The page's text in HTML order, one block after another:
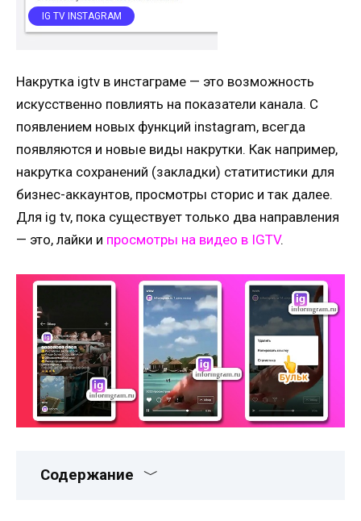
IG TV INSTAGRAM
Накрутка igtv в инстаграме — это возможность
искусственно повлиять на показатели канала. С
появлением новых функций instagram, всегда
появляются и новые виды накрутки. Как например,
накрутка сохранений (закладки) статитистики для
бизнес-аккаунтов, просмотры сторис и так далее.
Для ig tv, пока существует только два направления
— это, лайки и просмотры на видео в IGTV.
Содержание